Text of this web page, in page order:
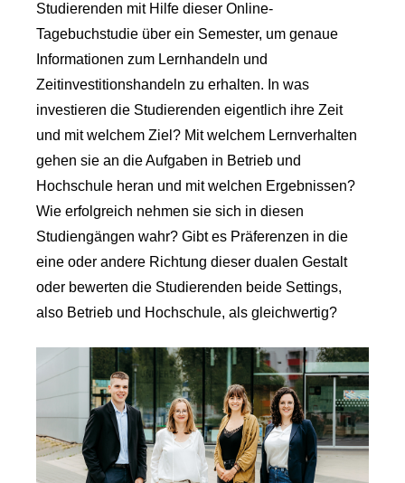
Studierenden mit Hilfe dieser Online-
Tagebuchstudie über ein Semester, um genaue
Informationen zum Lernhandeln und
Zeitinvestitionshandeln zu erhalten. In was
investieren die Studierenden eigentlich ihre Zeit
und mit welchem Ziel? Mit welchem Lernverhalten
gehen sie an die Aufgaben in Betrieb und
Hochschule heran und mit welchen Ergebnissen?
Wie erfolgreich nehmen sie sich in diesen
Studiengängen wahr? Gibt es Präferenzen in die
eine oder andere Richtung dieser dualen Gestalt
oder bewerten die Studierenden beide Settings,
also Betrieb und Hochschule, als gleichwertig?